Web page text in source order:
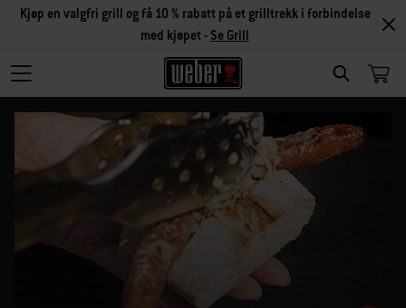
SEARCH
Kjøp en valgfri grill og få 10 % rabatt på et grilltrekk i forbindelse
med kjøpet - Se Grill